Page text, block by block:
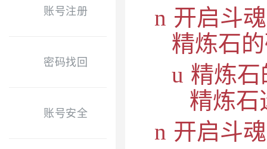
账号注册
密码找回
账号安全
n 开启斗
精炼石
u 精炼
精炼石
n 开启斗